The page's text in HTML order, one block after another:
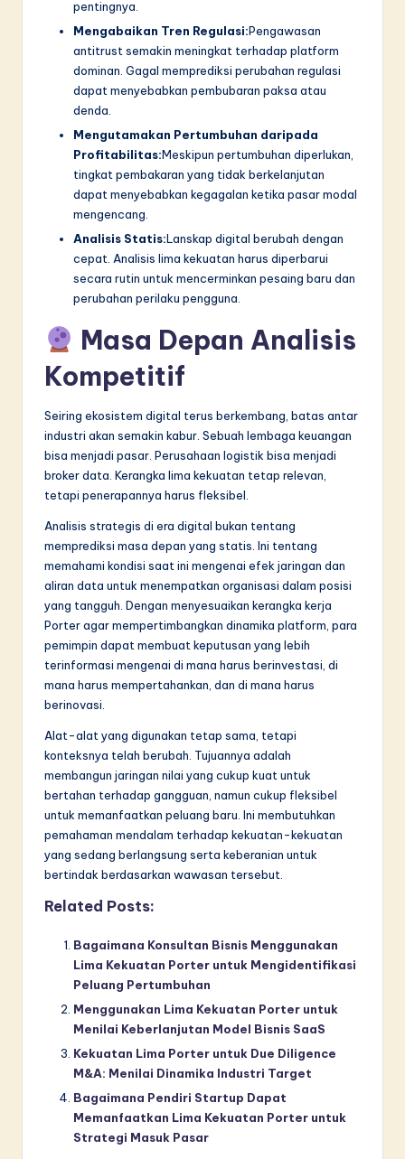
pentingnya.
Mengabaikan Tren Regulasi:Pengawasan
antitrust semakin meningkat terhadap platform
dominan. Gagal memprediksi perubahan regulasi
dapat menyebabkan pembubaran paksa atau
denda.
Mengutamakan Pertumbuhan daripada
Profitabilitas:Meskipun pertumbuhan diperlukan,
tingkat pembakaran yang tidak berkelanjutan
dapat menyebabkan kegagalan ketika pasar modal
mengencang.
Analisis Statis:Lanskap digital berubah dengan
cepat. Analisis lima kekuatan harus diperbarui
secara rutin untuk mencerminkan pesaing baru dan
perubahan perilaku pengguna.
Masa Depan Analisis
Kompetitif
Seiring ekosistem digital terus berkembang, batas antar
industri akan semakin kabur. Sebuah lembaga keuangan
bisa menjadi pasar. Perusahaan logistik bisa menjadi
broker data. Kerangka lima kekuatan tetap relevan,
tetapi penerapannya harus fleksibel.
Analisis strategis di era digital bukan tentang
memprediksi masa depan yang statis. Ini tentang
memahami kondisi saat ini mengenai efek jaringan dan
aliran data untuk menempatkan organisasi dalam posisi
yang tangguh. Dengan menyesuaikan kerangka kerja
Porter agar mempertimbangkan dinamika platform, para
pemimpin dapat membuat keputusan yang lebih
terinformasi mengenai di mana harus berinvestasi, di
mana harus mempertahankan, dan di mana harus
berinovasi.
Alat-alat yang digunakan tetap sama, tetapi
konteksnya telah berubah. Tujuannya adalah
membangun jaringan nilai yang cukup kuat untuk
bertahan terhadap gangguan, namun cukup fleksibel
untuk memanfaatkan peluang baru. Ini membutuhkan
pemahaman mendalam terhadap kekuatan-kekuatan
yang sedang berlangsung serta keberanian untuk
bertindak berdasarkan wawasan tersebut.
Related Posts:
Bagaimana Konsultan Bisnis Menggunakan
Lima Kekuatan Porter untuk Mengidentifikasi
Peluang Pertumbuhan
Menggunakan Lima Kekuatan Porter untuk
Menilai Keberlanjutan Model Bisnis SaaS
Kekuatan Lima Porter untuk Due Diligence
M&A: Menilai Dinamika Industri Target
Bagaimana Pendiri Startup Dapat
Memanfaatkan Lima Kekuatan Porter untuk
Strategi Masuk Pasar